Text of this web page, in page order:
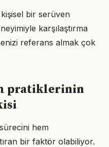
bir serüven
karşılaştırma
referans almak çok
pratiklerinin
hem
bir faktör olabiliyor.